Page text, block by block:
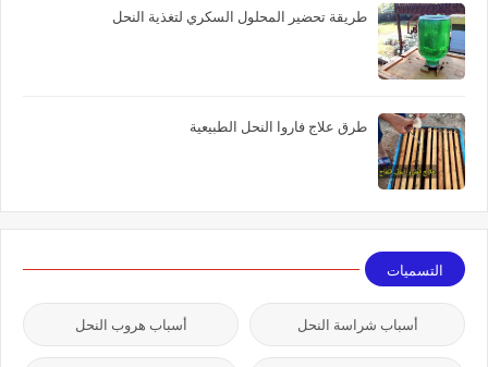
طريقة تحضير المحلول السكري لتغذية النحل
طرق علاج فاروا النحل الطبيعية
التسميات
أسباب شراسة النحل أسباب هروب النحل